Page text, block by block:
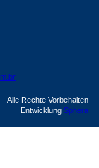
Alle Rechte Vorbehalten
Entwicklung Sphera